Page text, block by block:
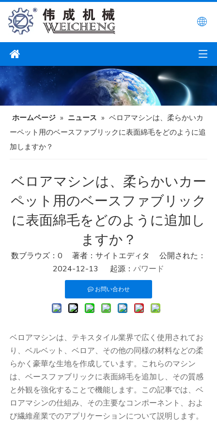
ホームページ » ニュース » ベロアマシンは、柔らかいカ
ーペット用のベースファブリックに表面綿毛をどのように追
加しますか？
ベロアマシンは、柔らかいカー
ペット用のベースファブリック
に表面綿毛をどのように追加し
ますか？
数ブラウズ： 0 著者：サイトエディタ 公開された：
2024-12-13 起源： パワード
お問い合わせ
ベロアマシンは、テキスタイル業界で広く使用されてお
り、ベルベット、ベロア、その他の同様の材料などの柔
らかく豪華な生地を作成しています。これらのマシン
は、ベースファブリックに表面綿毛を追加し、その質感
と外観を強化することで機能します。この記事では、ベ
ロアマシンの仕組み、その主要なコンポーネント、およ
び繊維産業でのアプリケーションについて説明します。